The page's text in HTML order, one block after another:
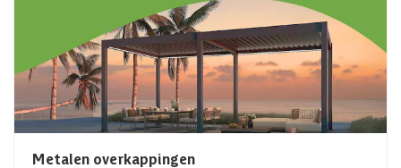
Metalen overkappingen